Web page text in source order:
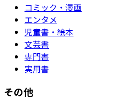
コミック・漫画
エンタメ
児童書・絵本
文芸書
専門書
実用書
その他